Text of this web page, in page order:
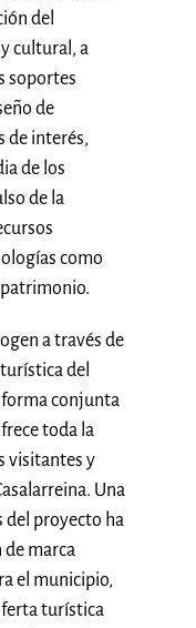
del
cultural, a
soportes
de
de interés,
de los
de la
como
a través de
del
conjunta
toda la
visitantes y
Una
del proyecto ha
de marca
el municipio,
turística